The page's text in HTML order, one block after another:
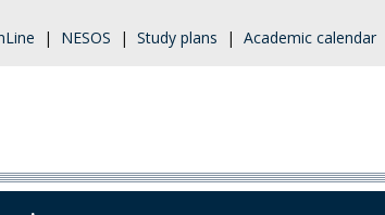
| NESOS | Study plans | Academic calendar